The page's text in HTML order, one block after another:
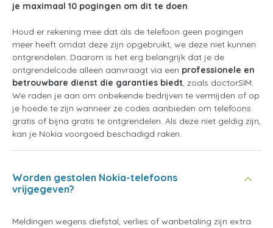
je maximaal 10 pogingen om dit te doen.
Houd er rekening mee dat als de telefoon geen pogingen
meer heeft omdat deze zijn opgebruikt, we deze niet kunnen
ontgrendelen. Daarom is het erg belangrijk dat je de
ontgrendelcode alleen aanvraagt via een professionele en
betrouwbare dienst die garanties biedt, zoals doctorSIM.
We raden je aan om onbekende bedrijven te vermijden of op
je hoede te zijn wanneer ze codes aanbieden om telefoons
gratis of bijna gratis te ontgrendelen. Als deze niet geldig zijn,
kan je Nokia voorgoed beschadigd raken.
Worden gestolen Nokia-telefoons
vrijgegeven?
Meldingen wegens diefstal, verlies of wanbetaling zijn extra